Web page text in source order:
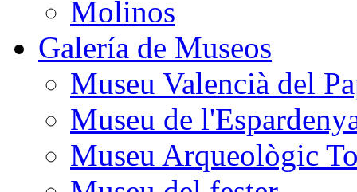
Molinos
Galería de Museos
Museu Valencià del
Museu de
Museu Arqueològic